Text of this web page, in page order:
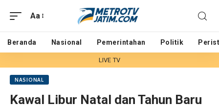
Aa
Beranda Nasional Pemerintahan Politik
LIVE TV
NASIONAL
Kawal Libur Natal dan Tahun Baru